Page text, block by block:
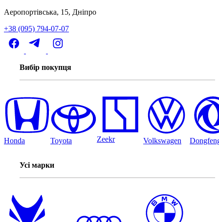
Аеропортівська, 15, Дніпро
+38 (095) 794-07-07
Вибір покупця
Honda Toyota Zeekr Volkswagen
Усі марки